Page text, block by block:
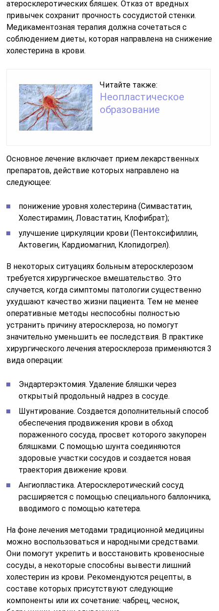
атеросклеротических бляшек. Отказ от вредных
привычек сохранит прочность сосудистой стенки.
Медикаментозная терапия должна сочетаться с
соблюдением диеты, которая направлена на снижение
холестерина в крови.
Читайте также:
Неопластическое
образование
Основное лечение включает прием лекарственных
препаратов, действие которых направлено на
следующее:
понижение уровня холестерина (Симвастатин,
Холестирамин, Ловастатин, Клофибрат);
улучшение циркуляции крови (Пентоксифиллин,
Актовегин, Кардиомагнил, Клопидогрел).
В некоторых ситуациях больным атеросклерозом
требуется хирургическое вмешательство. Это
случается, когда симптомы патологии существенно
ухудшают качество жизни пациента. Тем не менее
оперативные методы неспособны полностью
устранить причину атеросклероза, но помогут
значительно уменьшить ее последствия. В практике
хирургического лечения атеросклероза применяются 3
вида операции:
Эндартерэктомия. Удаление бляшки через
открытый продольный надрез в сосуде.
Шунтирование. Создается дополнительный способ
обеспечения продвижения крови в обход
пораженного сосуда, просвет которого закупорен
бляшками. С помощью шунта соединяются
здоровые участки сосудов и создается новая
траектория движение крови.
Ангиопластика. Атеросклеротический сосуд
расширяется с помощью специального баллончика,
вводимого с помощью катетера.
На фоне лечения методами традиционной медицины
можно воспользоваться и народными средствами.
Они помогут укрепить и восстановить кровеносные
сосуды, а некоторые способны вывести лишний
холестерин из крови. Рекомендуются рецепты, в
составе которых присутствуют следующие
компоненты или их сочетание: чабрец, чеснок,